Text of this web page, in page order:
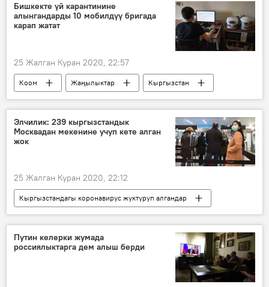
Бишкекте үй карантинине
алынгандарды 10 мобилдүү бригада
карап жатат
25 Жалган Куран 2020, 22:57
Коом Жаңылыктар
Кыргызстан
Кыргызстандагы коронавирус жуктуруп алгандар
Коронавируска байланыштуу Кыргызстандагы кырдаал
Бишкек
бригада коронавирус
Элчилик: 239 кыргызстандык
Москвадан мекенине учуп кете алган
жок
25 Жалган Куран 2020, 22:12
Кыргызстандагы коронавирус жуктуруп алгандар
Коронавируска байланыштуу Кыргызстандагы кырдаал
Жаңылыктар
Коом
Кыргызстан
аэропорт
каттам
элчилик
Путин келерки жумада
россиялыктарга дем алыш берди